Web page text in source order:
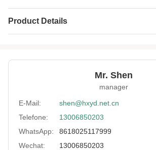
Product Details
Application: Tauchanzug, Bikini,
Wasserdicht, Antioxidans,
Schwefelbeständigkeit
Neoprene Color: individuell angepasst
Logo: individuell angepasst
Mr. Shen
manager
E-Mail:
shen@hxyd.net.cn
Telefone:
13006850203
WhatsApp:
8618025117999
Wechat:
13006850203